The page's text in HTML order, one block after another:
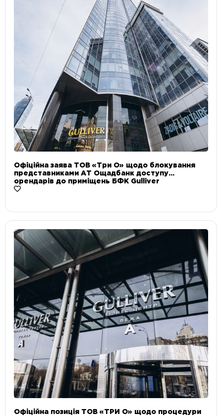
Офіційна заява ТОВ «Три О» щодо блокування
представниками АТ Ощадбанк доступу
орендарів до приміщень БФК Gulliver
Офіційна позиція ТОВ «ТРИ О» щодо процедури